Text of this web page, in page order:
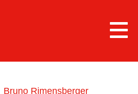
Bruno Rimensberger